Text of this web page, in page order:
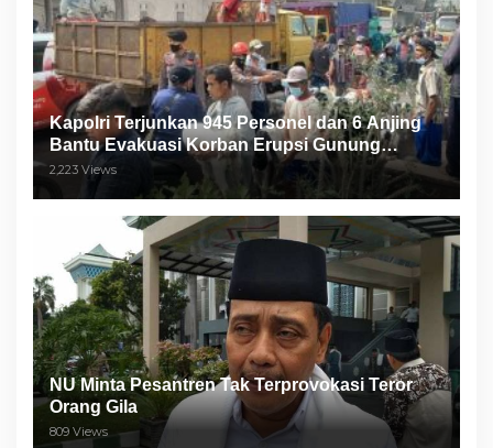
Kapolri Terjunkan 945 Personel dan 6 Anjing
Bantu Evakuasi Korban Erupsi Gunung
Semeru
2,223 Views
NU Minta Pesantren Tak Terprovokasi Teror
Orang Gila
809 Views